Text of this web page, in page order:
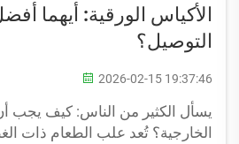
الأكياس الورقية: أيهما
التوصيل؟
2026-02-15 19:37:46
يسأل الكثير من الناس: كيف يجب
الخارجية؟ تُعد علب الطعام ذات